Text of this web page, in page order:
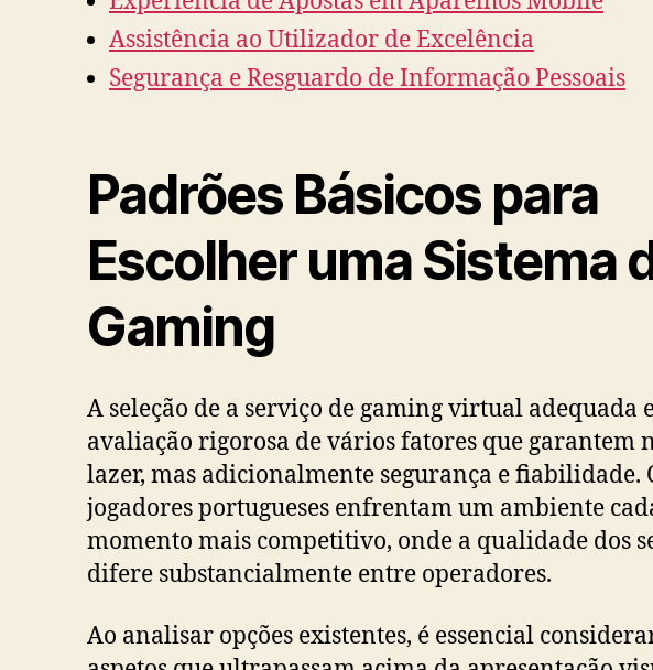
Assistência ao Utilizador de Excelência
Segurança e Resguardo de Informação Pessoais
Padrões Básicos para
Escolher uma Sistema
Gaming
A seleção de a serviço de gaming virtual adequada
avaliação rigorosa de vários fatores que garantem
lazer, mas adicionalmente segurança e fiabilidade.
jogadores portugueses enfrentam um ambiente
momento mais competitivo, onde a qualidade dos
difere substancialmente entre operadores.
Ao analisar opções existentes, é essencial